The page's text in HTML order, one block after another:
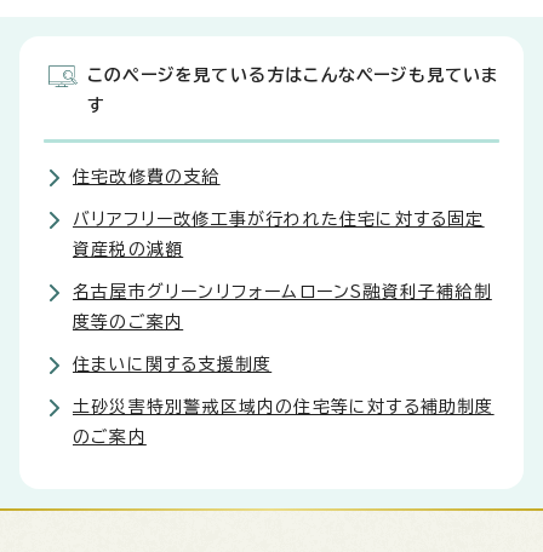
このページを見ている方はこんなページも見ていま
す
住宅改修費の支給
バリアフリー改修工事が行われた住宅に対する固定
資産税の減額
名古屋市グリーンリフォームローンS融資利子補給制
度等のご案内
住まいに関する支援制度
土砂災害特別警戒区域内の住宅等に対する補助制度
のご案内